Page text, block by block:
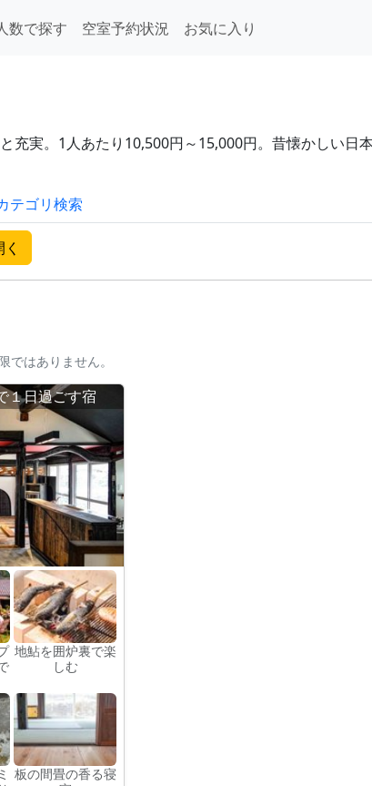
数で探す 空室予約状況
お気に入り
充実。1人あたり10,500円～15,000円。昔懐かしい日
テゴリ検索
はありません。
１日過ごす宿
地鮎を囲炉裏で楽
しむ
板の間畳の香る寝